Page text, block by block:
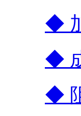
◆
◆
◆